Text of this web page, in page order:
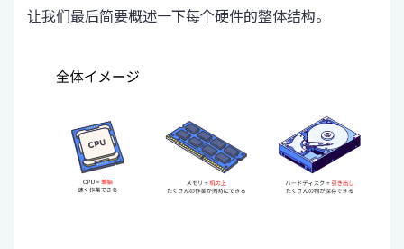
让我们最后简要概述一下每个硬件的整体结构。